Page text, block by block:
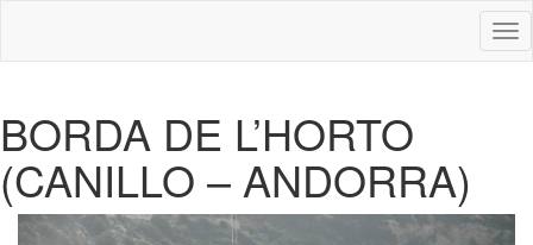
BORDA DE L’HORTO
(CANILLO – ANDORRA)